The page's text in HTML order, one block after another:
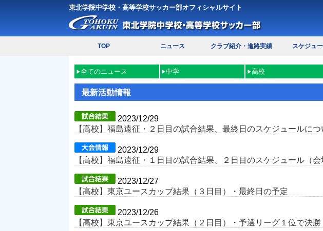
東北学院中学校・高等学校サッカー部オフィシャルサイト
TOP ニュース クラブ紹介・進路実績 スケジュ
全てのニュース 中学 高校
最新活動情報
2023/12/29
【高校】福島遠征・２日目の試合結果、最終日のスケジュールにつ
2023/12/29
【高校】福島遠征・１日目の試合結果、２日目のスケジュール（
2023/12/27
【高校】東京ユースカップ結果（３日目）・最終日の予定
2023/12/26
【高校】東京ユースカップ結果（２日目）・予選リーグ１位で決